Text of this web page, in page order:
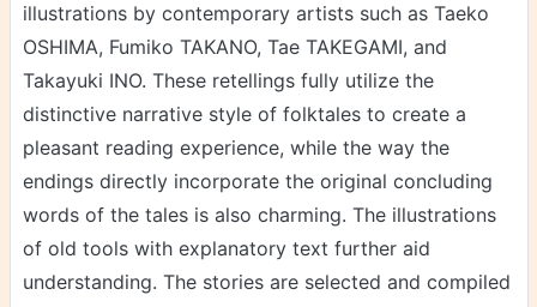
illustrations by contemporary artists such as Taeko
OSHIMA, Fumiko TAKANO, Tae TAKEGAMI, and
Takayuki INO. These retellings fully utilize the
distinctive narrative style of folktales to create a
pleasant reading experience, while the way the
endings directly incorporate the original concluding
words of the tales is also charming. The illustrations
of old tools with explanatory text further aid
understanding. The stories are selected and compiled